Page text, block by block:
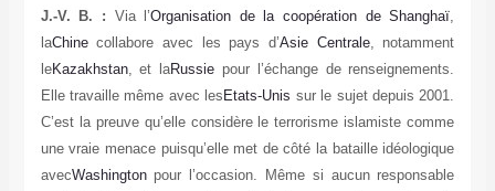
J.-V. B. : Via l’Organisation de la coopération de Shanghaï,
laChinecollabore avec les pays d’Asie Centrale, notamment
leKazakhstan, et laRussie pour l’échange de renseignements.
Elle travaille même avec les Etats-Unis sur le sujet depuis 2001.
C’est la preuve qu’elle considère le terrorisme islamiste comme
une vraie menace puisqu’elle met de côté la bataille idéologique
avecWashingtonpour l’occasion. Même si aucun responsable